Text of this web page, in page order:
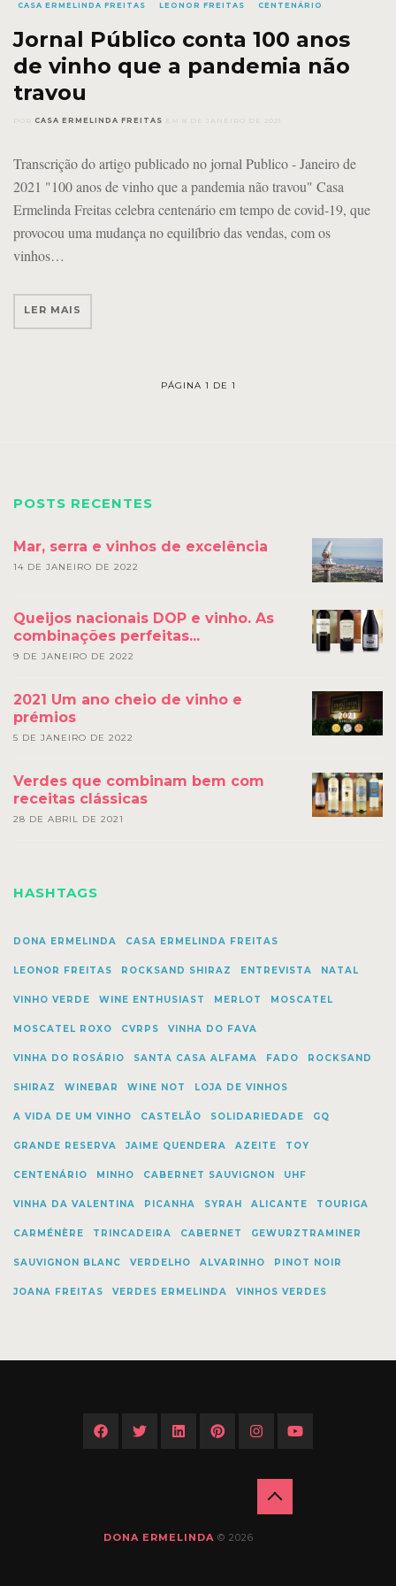
CASA ERMELINDA FREITAS LEONOR FREITAS CENTENÁRIO
Jornal Público conta 100 anos
de vinho que a pandemia não
travou
POR CASA ERMELINDA FREITAS 8 DE JANEIRO DE 2021
Transcrição do artigo publicado no jornal Publico - Janeiro de
2021 "100 anos de vinho que a pandemia não travou" Casa
Ermelinda Freitas celebra centenário em tempo de covid-19, que
provocou uma mudança no equilíbrio das vendas, com os
vinhos
LER MAIS
PÁGINA 1 DE 1
POSTS RECENTES
Mar, serra e vinhos de excelência
14 DE JANEIRO DE 2022
Queijos nacionais DOP e vinho. As
combinações perfeitas...
9 DE JANEIRO DE 2022
2021 Um ano cheio de vinho e
prémios
5 DE JANEIRO DE 2022
Verdes que combinam bem com
receitas clássicas
28 DE ABRIL DE 2021
HASHTAGS
DONA ERMELINDA CASA ERMELINDA FREITAS
LEONOR FREITAS ROCKSAND SHIRAZ ENTREVISTA NATAL
VINHO VERDE WINE ENTHUSIAST MERLOT MOSCATEL
MOSCATEL ROXO CVRPS VINHA DO FAVA
VINHA DO ROSÁRIO SANTA CASA ALFAMA FADO ROCKSAND
SHIRAZ WINEBAR WINE NOT LOJA DE VINHOS
A VIDA DE UM VINHO CASTELÃO SOLIDARIEDADE GQ
GRANDE RESERVA JAIME QUENDERA AZEITE TOY
CENTENÁRIO MINHO CABERNET SAUVIGNON UHF
VINHA DA VALENTINA PICANHA SYRAH ALICANTE TOURIGA
CARMÉNÈRE TRINCADEIRA CABERNET GEWURZTRAMINER
SAUVIGNON BLANC VERDELHO ALVARINHO PINOT NOIR
JOANA FREITAS VERDES ERMELINDA VINHOS VERDES
DONA ERMELINDA © 2026
BACK